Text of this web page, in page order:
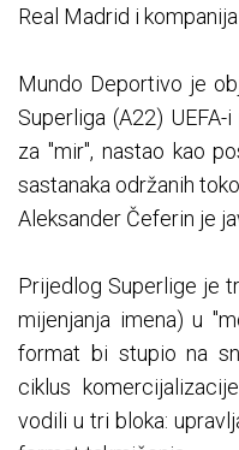
Real Madrid i
Mundo Deportivo je
Superliga (A22)
za "mir", nastao kao
sastanaka održanih
Aleksander Čeferin je
Prijedlog Superlige je
mijenjanja imena) u
format bi stupio na
ciklus
vodili u tri bloka: